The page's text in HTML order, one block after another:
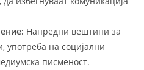
Напредни вештини за
употреба на социјални
писменост.